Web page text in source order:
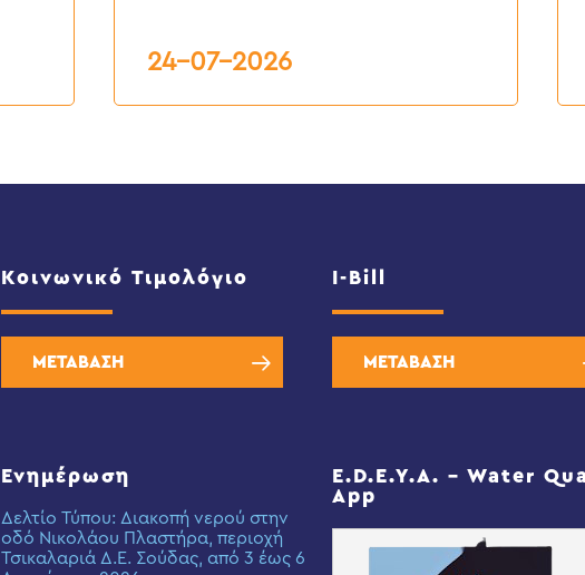
24-07-2026
Κοινωνικό Τιμολόγιο
ΜΕΤΑΒΑΣΗ
Ενημέρωση
Δελτίο Τύπου: Διακοπή νερού στην
οδό Νικολάου Πλαστήρα, περιοχή
Τσικαλαριά Δ.Ε. Σούδας, από 3 έως 6
I-Bill
ΜΕΤΑΒΑΣΗ
E.D.E.Y.A. – Water
App